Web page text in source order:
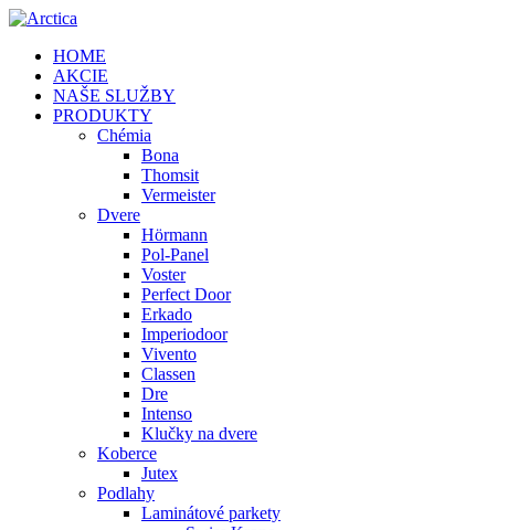
HOME
AKCIE
NAŠE SLUŽBY
PRODUKTY
Chémia
Bona
Thomsit
Vermeister
Dvere
Hörmann
Pol-Panel
Voster
Perfect Door
Erkado
Imperiodoor
Vivento
Classen
Dre
Intenso
Klučky na dvere
Koberce
Jutex
Podlahy
Laminátové parkety